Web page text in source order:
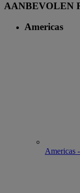
AANBEVOLEN
Americas
Americas